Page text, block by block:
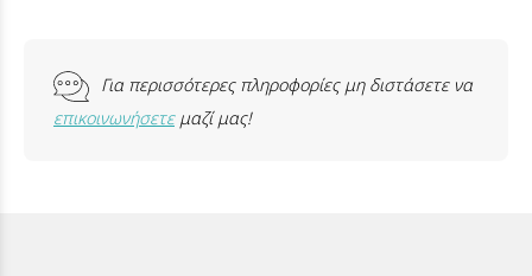
Για περισσότερες πληροφορίες μη διστάσετε να
επικοινωνήσετεμαζί μας!